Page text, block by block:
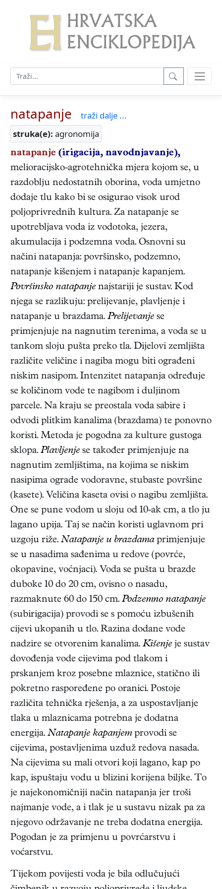
natapanje
traži dalje ...
struka(e): agronomija
natapanje (irigacija, navodnjavanje),
melioracijsko-agrotehnička mjera kojom se, u
razdoblju nedostatnih oborina, voda umjetno
dodaje tlu kako bi se osigurao visok urod
poljoprivrednih kultura. Za natapanje se
upotrebljava voda iz vodotoka, jezera,
akumulacija i podzemna voda. Osnovni su
načini natapanja: površinsko, podzemno,
natapanje kišenjem i natapanje kapanjem.
Površinsko natapanje najstariji je sustav. Kod
njega se razlikuju: prelijevanje, plavljenje i
natapanje u brazdama. Prelijevanje se
primjenjuje na nagnutim terenima, a voda se u
tankom sloju pušta preko tla. Dijelovi zemljišta
različite veličine i nagiba mogu biti ograđeni
niskim nasipom. Intenzitet natapanja određuje
se količinom vode te nagibom i duljinom
parcele. Na kraju se preostala voda sabire i
odvodi plitkim kanalima (brazdama) te ponovno
koristi. Metoda je pogodna za kulture gustoga
sklopa. Plavljenje se također primjenjuje na
nagnutim zemljištima, na kojima se niskim
nasipima ograde vodoravne, stubaste površine
(kasete). Veličina kaseta ovisi o nagibu zemljišta.
One se pune vodom u sloju od 10-ak cm, a tlo ju
lagano upija. Taj se način koristi uglavnom pri
uzgoju riže. Natapanje u brazdamaprimjenjuje
se u nasadima sađenima u redove (povrće,
okopavine, voćnjaci). Voda se pušta u brazde
duboke 10 do 20 cm, ovisno o nasadu,
razmaknute 60 do 150 cm. Podzemno natapanje
(subirigacija) provodi se s pomoću izbušenih
cijevi ukopanih u tlo. Razina dodane vode
nadzire se otvorenim kanalima. Kišenje je sustav
dovođenja vode cijevima pod tlakom i
prskanjem kroz posebne mlaznice, statično ili
pokretno raspoređene po oranici. Postoje
različita tehnička rješenja, a za uspostavljanje
tlaka u mlaznicama potrebna je dodatna
energija. Natapanje kapanjemprovodi se
cijevima, postavljenima uzduž redova nasada.
Na cijevima su mali otvori koji lagano, kap po
kap, ispuštaju vodu u blizini korijena biljke. To
je najekonomičniji način natapanja jer troši
najmanje vode, a i tlak je u sustavu nizak pa za
njegovo održavanje ne treba dodatna energija.
Pogodan je za primjenu u povrćarstvu i
voćarstvu.
Tijekom povijesti voda je bila odlučujući